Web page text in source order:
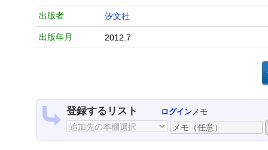
出版者 汐文社
出版年月 2012.7
登録するリスト ログインメモ